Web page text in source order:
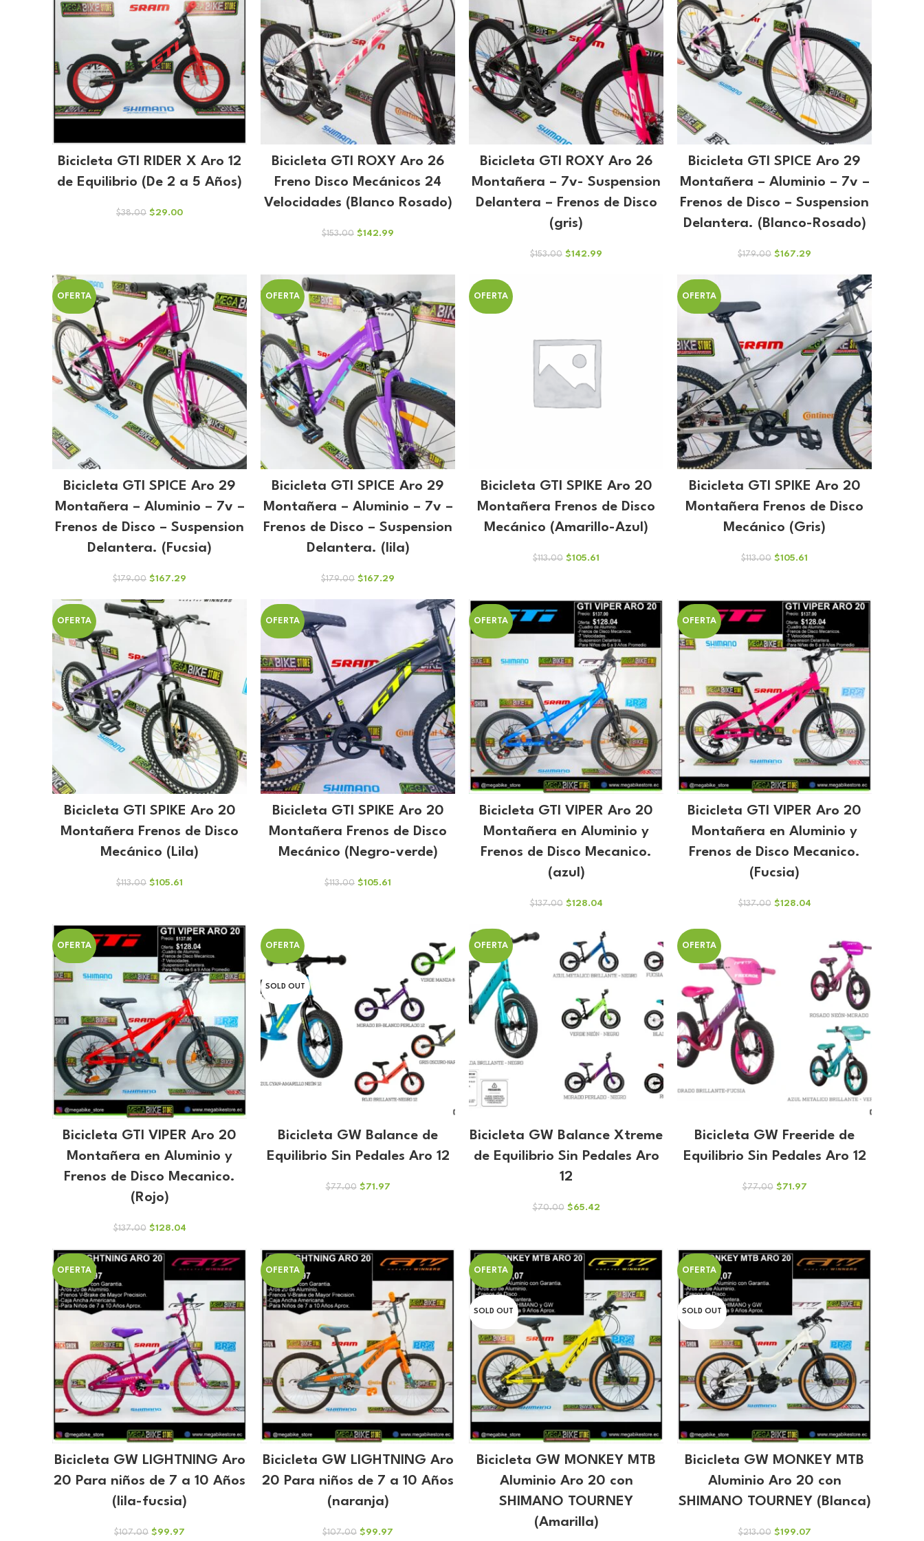
Bicicleta GTI RIDER X Aro 12
de Equilibrio (De 2 a 5 Años)
$38.00 El
$29.00El
Bicicleta GTI ROXY Aro 26
Freno Disco Mecánicos 24
Velocidades (Blanco Rosado)
$153.00 El
$153.00.
$142.99
Bicicleta GTI ROXY Aro 26
Montañera – 7v- Suspension
Delantera – Frenos de Disco
(gris)
$153.00 El
$142.99
Bicicleta GTI SPICE Aro 29
Montañera – Aluminio – 7v –
Frenos de Disco – Suspension
Delantera. (Blanco-Rosado)
$179.00 El
$167.29
$167.29.
OFERTA
Bicicleta GTI SPICE Aro 29
Montañera – Aluminio – 7v –
Frenos de Disco – Suspension
Delantera. (Fucsia)
$179.00 El
original
era:
$179.00.
$167.29
actual
es:
OFERTA
Bicicleta GTI SPICE Aro 29
Montañera – Aluminio – 7v –
Frenos de Disco – Suspension
Delantera. (lila)
$179.00 El
$167.29
actual
OFERTA
Bicicleta GTI SPIKE Aro 20
Montañera Frenos de Disco
Mecánico (Amarillo-Azul)
$113.00 El
$113.00.
$105.61
$105.61.
OFERTA
Bicicleta GTI SPIKE Aro 20
Montañera Frenos de Disco
Mecánico (Gris)
$113.00 El
$113.00.
$105.61
$105.61.
OFERTA
Bicicleta GTI SPIKE Aro 20
Montañera Frenos de Disco
Mecánico (Lila)
$113.00 El
$113.00.
$105.61
$105.61.
OFERTA
Bicicleta GTI SPIKE Aro 20
Montañera Frenos de Disco
Mecánico (Negro-verde)
$113.00 El
$105.61
OFERTA
Bicicleta GTI VIPER Aro 20
Montañera en Aluminio y
Frenos de Disco Mecanico.
(azul)
$137.00 El
era:
$137.00.
$128.04El
actual
es:
$128.04.
OFERTA
Bicicleta GTI VIPER Aro 20
Montañera en Aluminio y
Frenos de Disco Mecanico.
(Fucsia)
$137.00 El
$128.04El
$128.04.
OFERTA
Bicicleta GTI VIPER Aro 20
Montañera en Aluminio y
Frenos de Disco Mecanico.
(Rojo)
$137.00 El
original
$137.00.
$128.04El
actual
es:
$128.04.
OFERTA
SOLD OUT
Bicicleta GW Balance de
Equilibrio Sin Pedales Aro 12
$77.00 El
$71.97El
OFERTA
Bicicleta GW Balance Xtreme
de Equilibrio Sin Pedales Aro
12
$70.00 El
$70.00.
$65.42El
$65.42.
OFERTA
Bicicleta GW Freeride de
Equilibrio Sin Pedales Aro 12
$77.00 El
$71.97El
OFERTA
Bicicleta GW LIGHTNING Aro
20 Para niños de 7 a 10 Años
(lila-fucsia)
$107.00 El
$99.97
OFERTA
Bicicleta GW LIGHTNING Aro
20 Para niños de 7 a 10 Años
(naranja)
$107.00 El
$99.97
OFERTA
SOLD OUT
Bicicleta GW MONKEY MTB
Aluminio Aro 20 con
SHIMANO TOURNEY
(Amarilla)
OFERTA
SOLD OUT
Bicicleta GW MONKEY MTB
Aluminio Aro 20 con
SHIMANO TOURNEY (Blanca)
$213.00 El
$199.07El